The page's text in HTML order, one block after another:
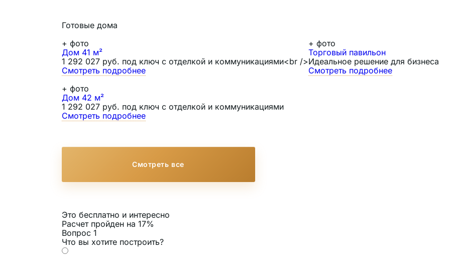
Готовые дома
+ фото
Дом 41 м²
1 292 027 руб. под ключ с отделкой и коммуникациями<br />
Смотреть подробнее
+ фото
Торговый павильон
Идеальное решение для бизнеса
Смотреть подробнее
+ фото
Дом 42 м²
1 292 027 руб. под ключ с отделкой и коммуникациями
Смотреть подробнее
Смотреть все
Это бесплатно и интересно
Расчет пройден на 17%
Вопрос 1
Что вы хотите построить?